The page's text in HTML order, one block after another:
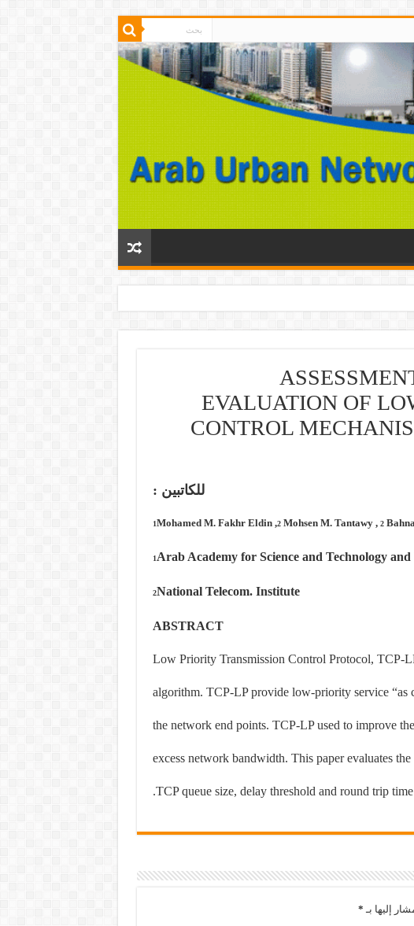
EVALUATION OF
CONTROL
للكاتبين :
1Mohamed M. Fakhr Eldin ,2 Mohsen M. Tantawy , 2
1Arab Academy for Science and Technology
2National Telecom. Institute
ABSTRACT
Low Priority Transmission Control Protocol, TCP-
algorithm. TCP-LP provide low-priority service “as
the network end points. TCP-LP used to improve
excess network bandwidth. This paper evaluates
TCP queue size, delay threshold and round trip time.
إليها بـ *